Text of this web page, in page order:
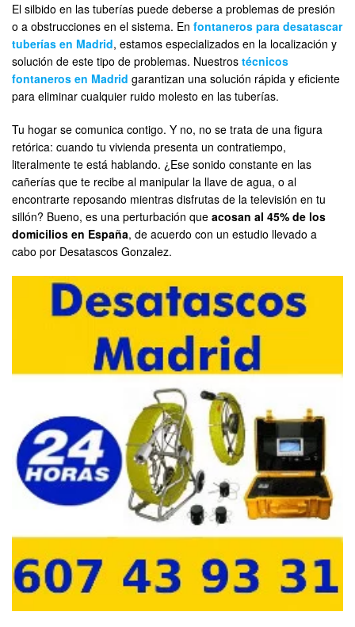
El silbido en las tuberías puede deberse a problemas de presión
o a obstrucciones en el sistema. En fontaneros para desatascar
tuberías en Madrid, estamos especializados en la localización y
solución de este tipo de problemas. Nuestros técnicos
fontaneros en Madrid garantizan una solución rápida y eficiente
para eliminar cualquier ruido molesto en las tuberías.
Tu hogar se comunica contigo. Y no, no se trata de una figura
retórica: cuando tu vivienda presenta un contratiempo,
literalmente te está hablando. ¿Ese sonido constante en las
cañerías que te recibe al manipular la llave de agua, o al
encontrarte reposando mientras disfrutas de la televisión en tu
sillón? Bueno, es una perturbación que acosan al 45% de los
domicilios en España, de acuerdo con un estudio llevado a
cabo por Desatascos Gonzalez.